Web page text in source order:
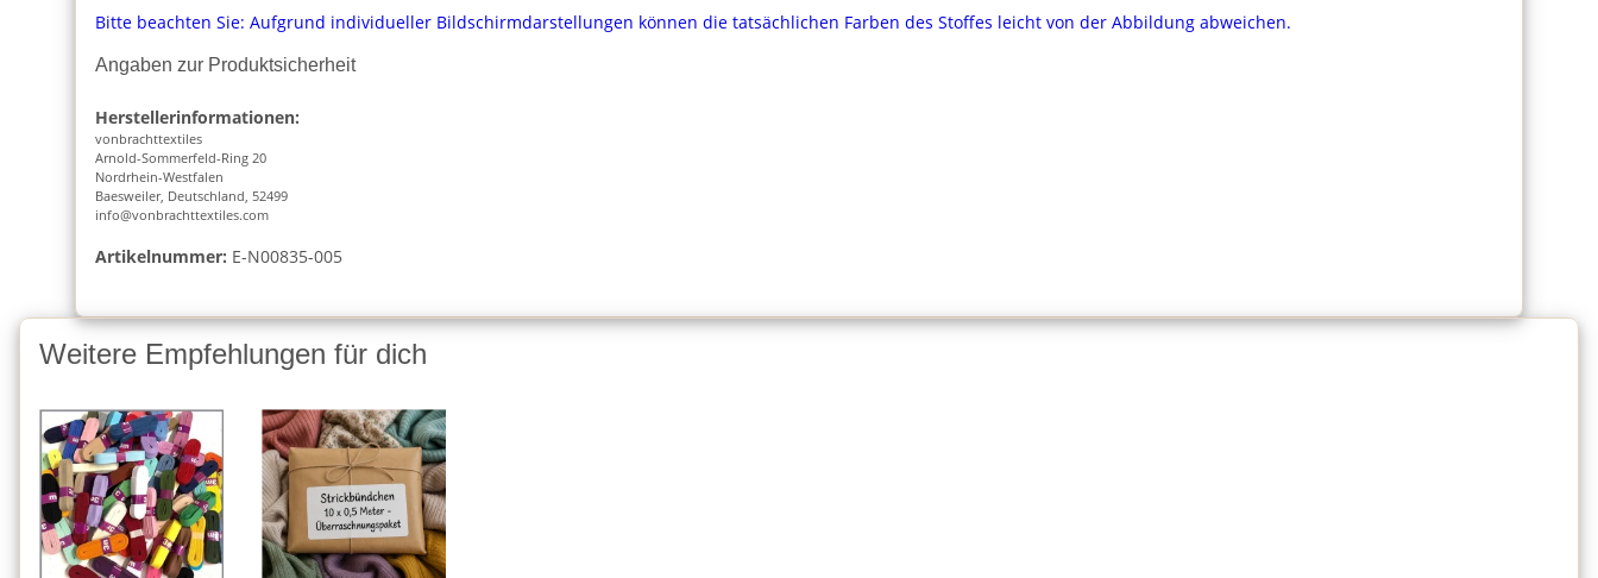
Bitte beachten Sie: Aufgrund individueller Bildschirmdarstellungen können die tatsächlichen Farben des Stoffes leicht von der Abbildung abweichen.
Angaben zur Produktsicherheit
Herstellerinformationen:
vonbrachttextiles
Arnold-Sommerfeld-Ring 20
Nordrhein-Westfalen
Baesweiler, Deutschland, 52499
info@vonbrachttextiles.com
Artikelnummer: E-N00835-005
Weitere Empfehlungen für dich